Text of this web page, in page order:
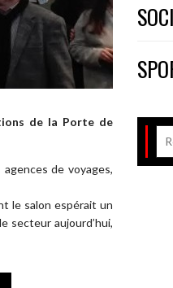
de la Porte de
de voyages,
le salon espérait un
secteur aujourd’hui,